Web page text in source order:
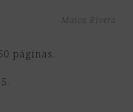
Maica Rivera
páginas.